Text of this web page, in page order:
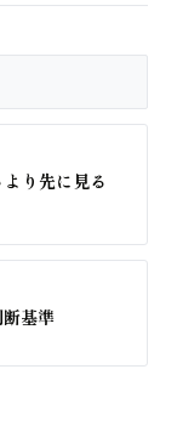
り先に見る
基準